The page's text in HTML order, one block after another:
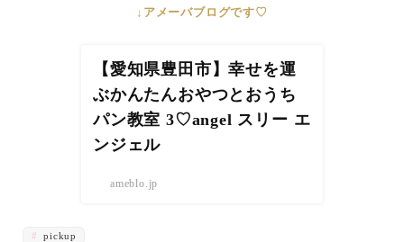
↓アメーバブログです♡
【愛知県豊田市】幸せを運
ぶかんたんおやつとおうち
パン教室 3♡angel スリー エ
ンジェル
ameblo.jp
pickup